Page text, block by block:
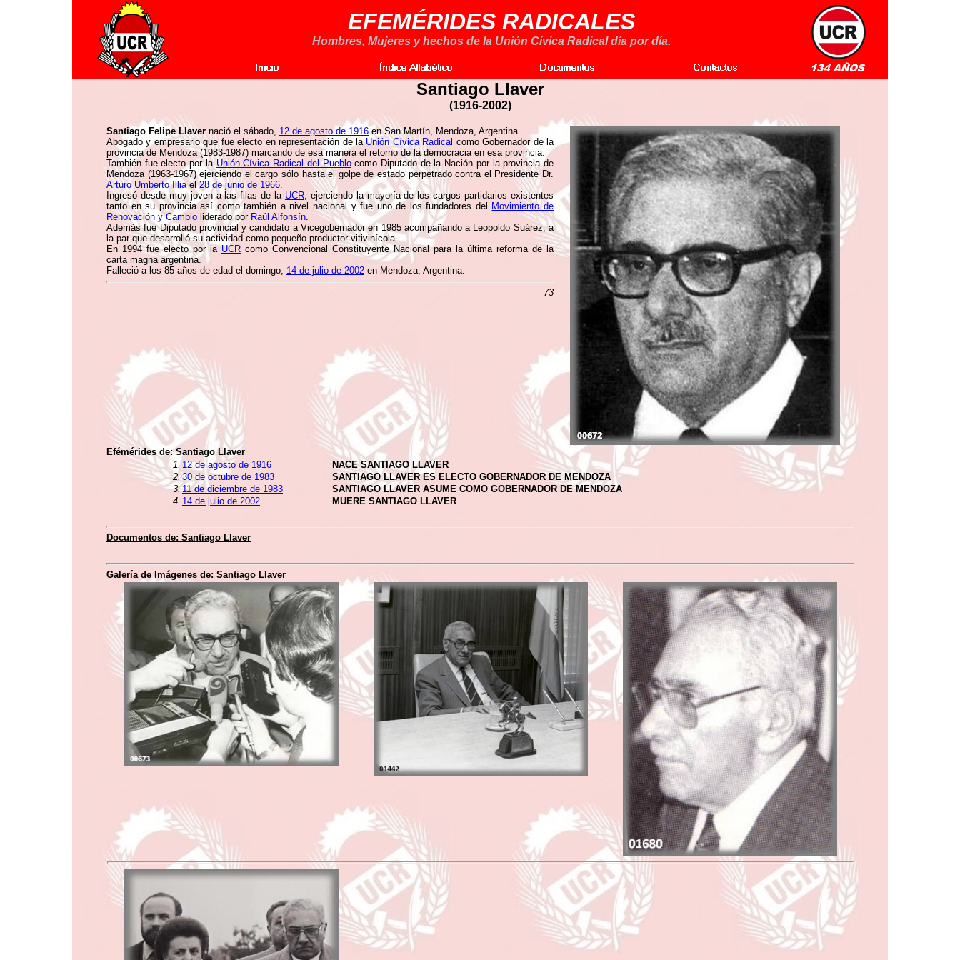
EFEMÉRIDES RADICALES
Hombres, Mujeres y hechos de la Unión Cívica Radical día por día.
Santiago Llaver
(1916-2002)
Santiago Felipe Llaver nació el sábado, 12 de agosto de 1916en San Martín, Mendoza, Argentina.
Abogado y empresario que fue electo en representación de laUnión Cívica Radical como Gobernador de la
provincia de Mendoza (1983-1987) marcando de esa manera el retorno de la democracia en esa provincia.
También fue electo por laUnión Cívica Radical del Pueblocomo Diputado de la Nación por la provincia de
Mendoza (1963-1967) ejerciendo el cargo sólo hasta el golpe de estado perpetrado contra el Presidente Dr.
Arturo Umberto Illiael28 de junio de 1966.
Ingresó desde muy joven a las filas de la UCR, ejerciendo la mayoría de los cargos partidarios existentes
tanto en su provincia así como también a nivel nacional y fue uno de los fundadores del
Movimiento de
Renovación y Cambio liderado por Raúl Alfonsín.
Además fue Diputado provincial y candidato a Vicegobernador en 1985 acompañando a Leopoldo Suárez, a
la par que desarrolló su actividad como pequeño productor vitivinícola.
En 1994 fue electo por la UCR como Convencional Constituyente Nacional para la última reforma de la
carta magna argentina.
Falleció a los 85 años de edad el domingo, 14 de julio de 2002 en Mendoza, Argentina.
73
Efémérides de:Santiago Llaver
1. 12 de agosto de 1916
NACE SANTIAGO LLAVER
2,30 de octubre de 1983
SANTIAGO LLAVER ES ELECTO GOBERNADOR DE MENDOZA
3.11 de diciembre de 1983
SANTIAGO LLAVER ASUME COMO GOBERNADOR DE MENDOZA
4. 14 de julio de 2002 MUERE SANTIAGO LLAVER
Documentos de: Santiago Llaver
Galería de Imágenes de: Santiago Llaver